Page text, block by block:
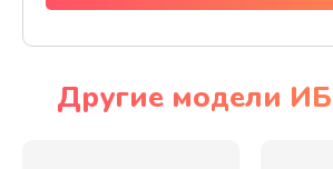
Другие модели